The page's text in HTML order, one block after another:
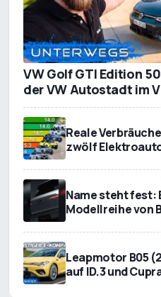
VW Golf GTI Edition
der VW Autostadt im
Reale
zwölf
Name steht fest:
Modellreihe von
Leapmotor B05
auf ID.3 und